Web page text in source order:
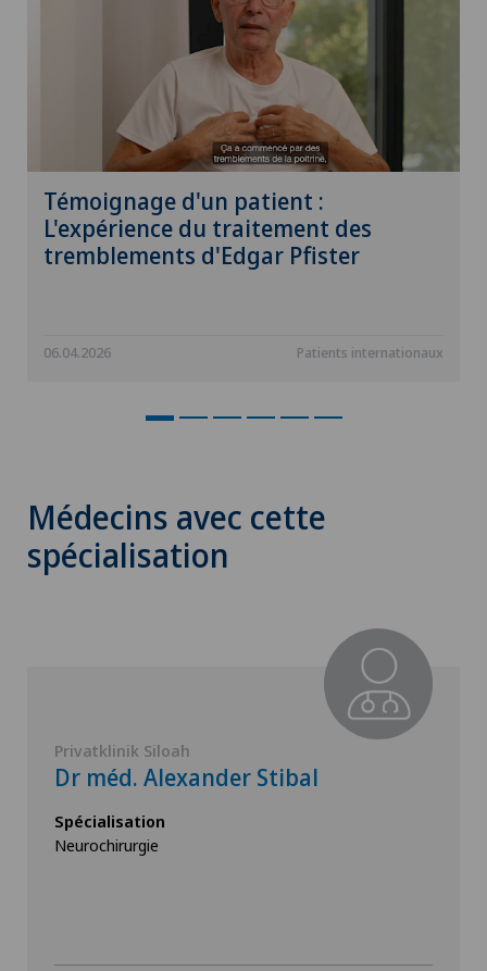
Témoignage d'un patient :
L'expérience du traitement des
tremblements d'Edgar Pfister
06.04.2026 Patients internationaux
Médecins avec cette
spécialisation
Privatklinik Siloah
Dr méd. Alexander Stibal
Spécialisation
Neurochirurgie